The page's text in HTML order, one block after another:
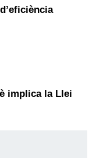
implica la Llei